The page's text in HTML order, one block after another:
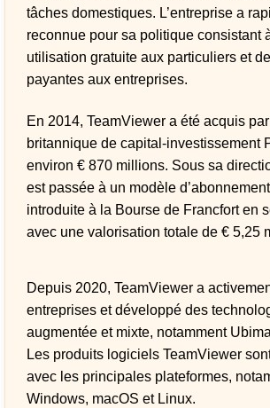
tâches domestiques. L’entreprise a
reconnue pour sa politique consistant
utilisation gratuite aux particuliers et
payantes aux entreprises.
En 2014, TeamViewer a été acquis
britannique de capital-investissement
environ € 870 millions. Sous sa
est passée à un modèle
introduite à la Bourse de Francfort en
avec une valorisation totale de € 5,25
Depuis 2020, TeamViewer a
entreprises et développé des
augmentée et mixte, notamment
Les produits logiciels TeamViewer
avec les principales plateformes,
Windows, macOS et Linux.